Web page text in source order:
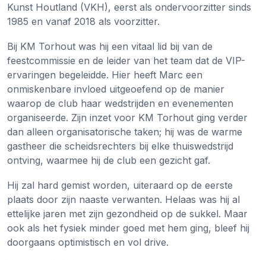
Kunst Houtland (VKH), eerst als ondervoorzitter sinds
1985 en vanaf 2018 als voorzitter.
Bij KM Torhout was hij een vitaal lid bij van de
feestcommissie en de leider van het team dat de VIP-
ervaringen begeleidde. Hier heeft Marc een
onmiskenbare invloed uitgeoefend op de manier
waarop de club haar wedstrijden en evenementen
organiseerde. Zijn inzet voor KM Torhout ging verder
dan alleen organisatorische taken; hij was de warme
gastheer die scheidsrechters bij elke thuiswedstrijd
ontving, waarmee hij de club een gezicht gaf.
Hij zal hard gemist worden, uiteraard op de eerste
plaats door zijn naaste verwanten. Helaas was hij al
ettelijke jaren met zijn gezondheid op de sukkel. Maar
ook als het fysiek minder goed met hem ging, bleef hij
doorgaans optimistisch en vol drive.